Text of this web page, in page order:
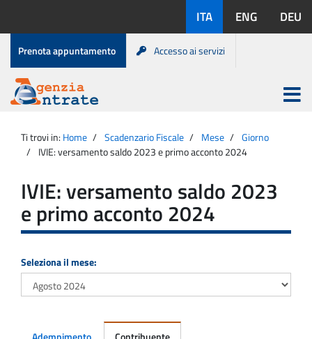
contenuto
disponibili:
ITA ENG DEU
Menu
di
servizio
Prenota appuntamento Accesso ai servizi
Agenzia
Entrate
Apri
menu
principale
Ti trovi in: Home Scadenzario Fiscale Mese
Giorno
IVIE: versamento saldo 2023 e primo acconto 2024
IVIE: versamento saldo 2023
e primo acconto 2024
Seleziona il mese: